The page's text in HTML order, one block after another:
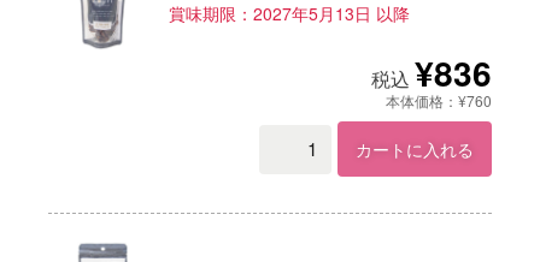
賞味期限：2027年5月13日 以降
税込 ¥836
本体価格：¥760
カートに入れる